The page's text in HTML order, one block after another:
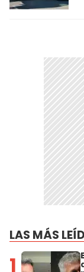
LAS MÁS
1